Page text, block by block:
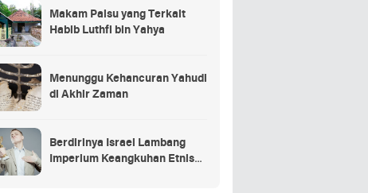
Makam Palsu yang Terkait
Habib Luthfi bin Yahya
Menunggu Kehancuran Yahudi
di Akhir Zaman
Berdirinya Israel Lambang
Imperium Keangkuhan Etnis